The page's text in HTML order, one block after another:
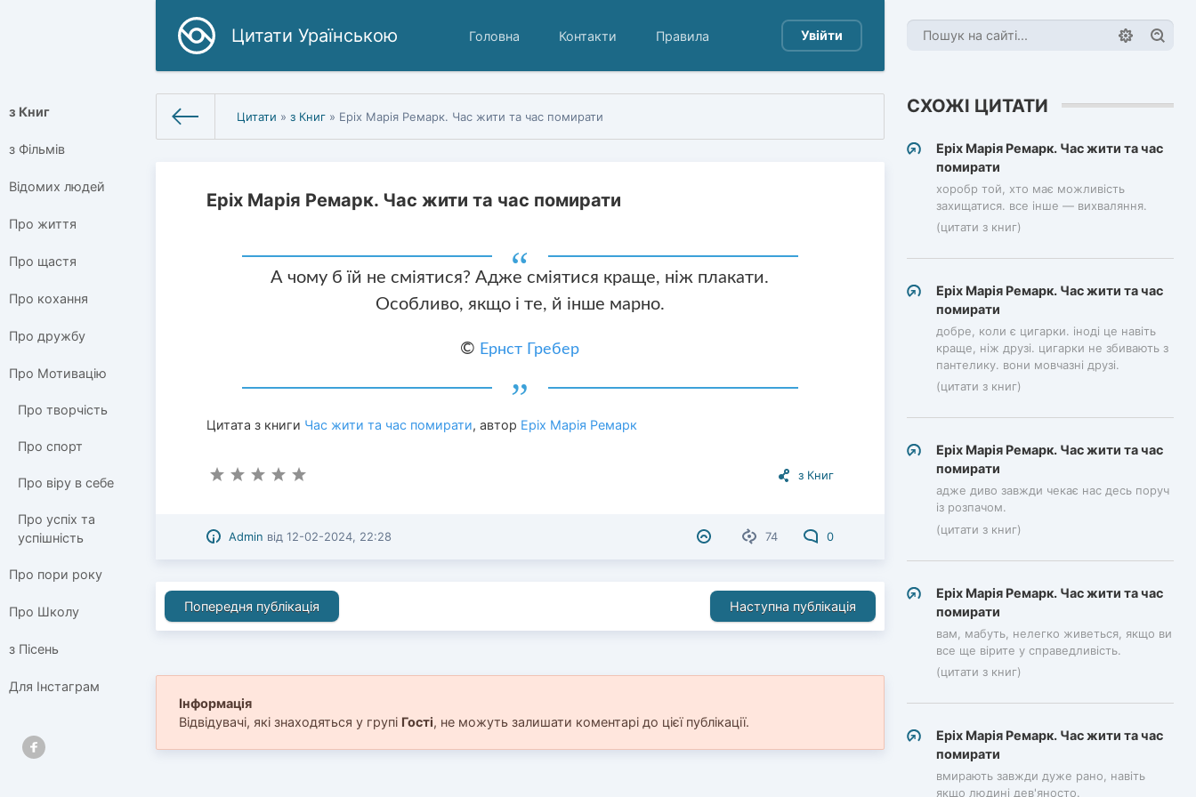
Цитати Ураїнською Головна Контакти Правила Увійти
з Книг
з Фільмів
Відомих людей
Про життя
Про щастя
Про кохання
Про дружбу
Про Мотивацію
Про творчість
Про спорт
Про віру в себе
Про успіх та
успішність
Про пори року
Про Школу
з Пісень
Для Інстаграм
Цитати »з Книг » Еріх Марія Ремарк. Час жити та час помирати
Еріх Марія Ремарк. Час жити та час помирати
А чому б їй не сміятися? Адже сміятися краще, ніж плакати.
Особливо, якщо і те, й інше марно.
© Ернст Гребер
Цитата з книги Час жити та час помирати, автор Еріх Марія Ремарк
з Книг
74 0
Admin від12-02-2024, 22:28
СХОЖІ ЦИТАТИ
Еріх Марія Ремарк. Час жити та час
помирати
хоробр той, хто має можливість
захищатися. все інше — вихваляння.
(цитати з книг)
Еріх Марія Ремарк. Час жити та час
помирати
добре, коли є цигарки. іноді це навіть
краще, ніж друзі. цигарки не збивають з
пантелику. вони мовчазні друзі.
(цитати з книг)
Еріх Марія Ремарк. Час жити та час
помирати
адже диво завжди чекає нас десь поруч
із розпачом.
(цитати з книг)
Еріх Марія Ремарк. Час жити та час
помирати
вам, мабуть, нелегко живеться, якщо ви
все ще вірите у справедливість.
(цитати з книг)
Еріх Марія Ремарк. Час жити та час
помирати
вмирають завжди дуже рано, навіть
якщо людині дев'яносто.
Попередня публікація Наступна публікація
Інформація
Відвідувачі, які знаходяться у групі Гості, не можуть залишати коментарі до цієї публікації.